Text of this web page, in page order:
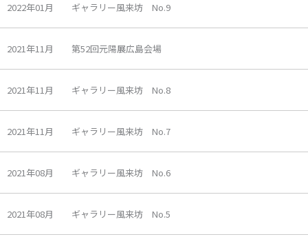
2022年01月 ギャラリー風来坊 No.9
2021年11月 第52回元陽展広島会場
2021年11月 ギャラリー風来坊 No.8
2021年11月 ギャラリー風来坊 No.7
2021年08月 ギャラリー風来坊 No.6
2021年08月 ギャラリー風来坊 No.5